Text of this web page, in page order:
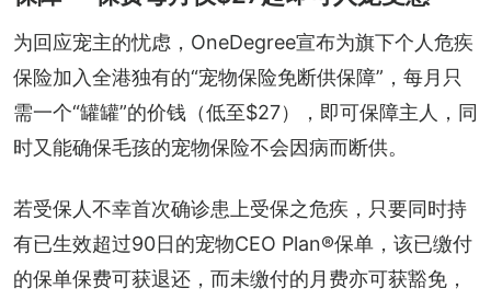
为回应宠主的忧虑，OneDegree宣布为旗下个人危疾
保险加入全港独有的“宠物保险免断供保障”，每月只
需一个“罐罐”的价钱（低至$27），即可保障主人，同
时又能确保毛孩的宠物保险不会因病而断供。
若受保人不幸首次确诊患上受保之危疾，只要同时持
有已生效超过90日的宠物CEO Plan®保单，该已缴付
的保单保费可获退还，而未缴付的月费亦可获豁免，